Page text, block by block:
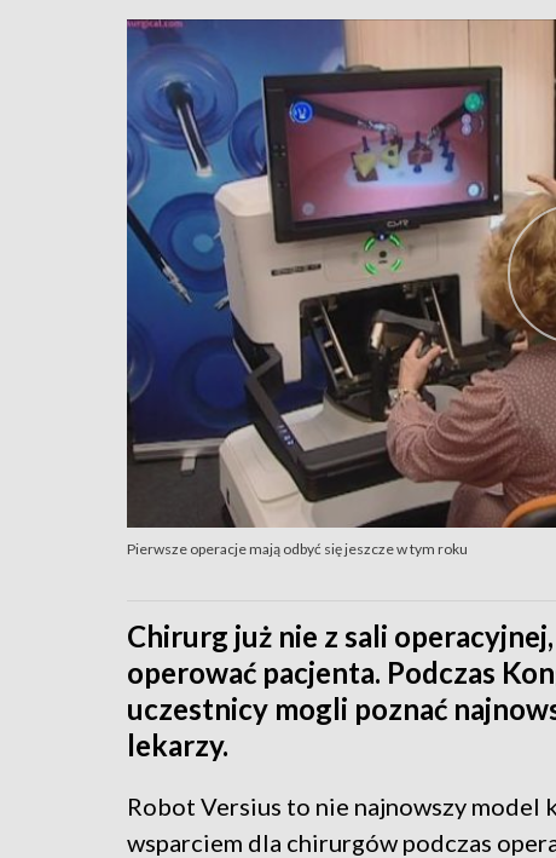
Pierwsze operacje mają odbyć się jeszcze w tym roku
Chirurg już nie z sali
operować pacjenta. Podczas
uczestnicy mogli poznać
lekarzy.
Robot Versius to nie najnowszy model
wsparciem dla chirurgów podczas